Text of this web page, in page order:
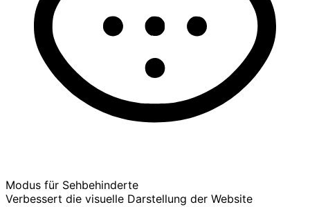
Modus für Sehbehinderte
Verbessert die visuelle Darstellung der Website